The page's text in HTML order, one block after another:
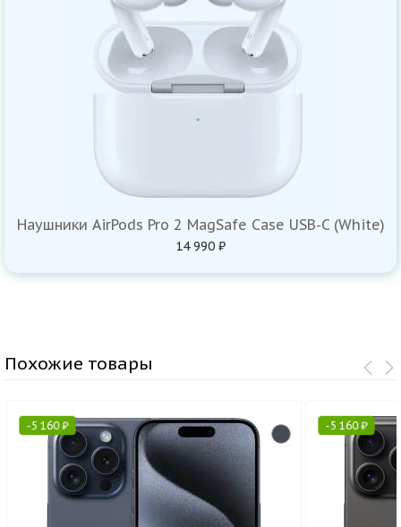
Наушники AirPods Pro 2 MagSafe Case USB-C (White)
14 990 ₽
Похожие товары
-5 160₽ -5 160₽